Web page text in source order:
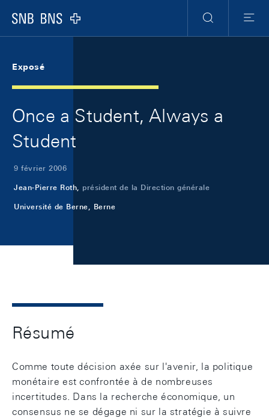
Logo
RechercheMenu
Exposé
Once a Student, Always a
Student
9 février 2006
Jean-Pierre Roth, président de la Direction générale
Université de Berne, Berne
Résumé
Comme toute décision axée sur l'avenir, la politique
monétaire est confrontée à de nombreuses
incertitudes. Dans la recherche économique, un
consensus ne se dégage ni sur la stratégie à suivre